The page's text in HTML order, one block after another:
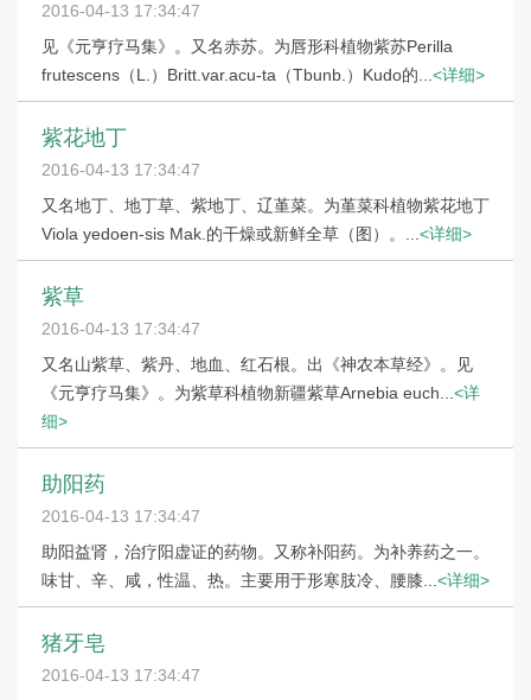
2016-04-13 17:34:47
见《元亨疗马集》。又名赤苏。为唇形科植物紫苏Perilla
frutescens（L.）Britt.var.acu-ta（Tbunb.）Kudo的... <详细>
紫花地丁
2016-04-13 17:34:47
又名地丁、地丁草、紫地丁、辽堇菜。为堇菜科植物紫花地丁
Viola yedoen-sis Mak.的干燥或新鲜全草（图）。... <详细>
紫草
2016-04-13 17:34:47
又名山紫草、紫丹、地血、红石根。出《神农本草经》。见
《元亨疗马集》。为紫草科植物新疆紫草Arnebia euch... <详
细>
助阳药
2016-04-13 17:34:47
助阳益肾，治疗阳虚证的药物。又称补阳药。为补养药之一。
味甘、辛、咸，性温、热。主要用于形寒肢冷、腰膝... <详细>
猪牙皂
2016-04-13 17:34:47